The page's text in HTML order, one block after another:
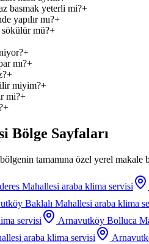
basmak yeterli mi?+
yapılır mı?+
mü?+
+
mı?+
+
miyim?+
mi?+
+
Bölge Sayfaları
tamamına özel yerel makale
Mahallesi araba klima servisi
Baklalı Mahallesi araba klima
servisi Arnavutköy Bolluca
araba klima servisi